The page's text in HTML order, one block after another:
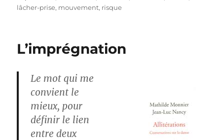
lâcher-prise, mouvement, risque
L’imprégnation
Le mot qui me
convient le
mieux, pour
définir le lien
entre deux